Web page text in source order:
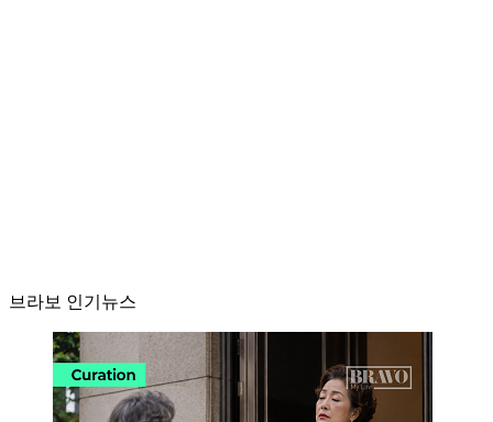
브라보 인기뉴스